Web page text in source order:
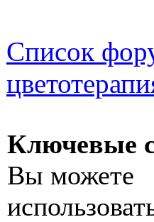
Список
Ключевые
Вы можете